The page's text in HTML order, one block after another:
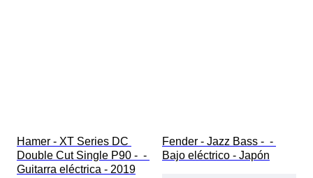
Hamer - XT Series DC
Double Cut Single P90 -  -
Guitarra eléctrica - 2019
Fender - Jazz Bass -  -
Bajo eléctrico - Japón